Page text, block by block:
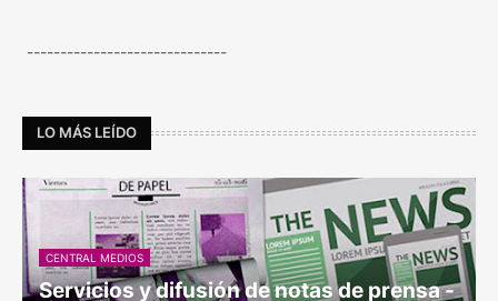
------------------------------
LO MÁS LEÍDO
CENTRAL MEDIOS
Servicios y difusión de notas de prensa -